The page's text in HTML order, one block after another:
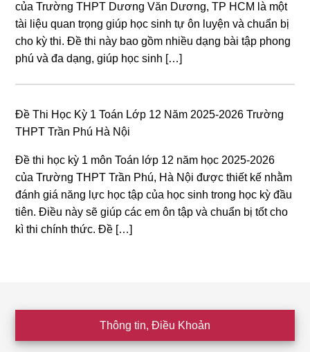
của Trường THPT Dương Văn Dương, TP HCM là một
tài liệu quan trọng giúp học sinh tự ôn luyện và chuẩn bị
cho kỳ thi. Đề thi này bao gồm nhiều dạng bài tập phong
phú và đa dạng, giúp học sinh […]
Đề Thi Học Kỳ 1 Toán Lớp 12 Năm 2025-2026 Trường
THPT Trần Phú Hà Nội
Đề thi học kỳ 1 môn Toán lớp 12 năm học 2025-2026
của Trường THPT Trần Phú, Hà Nội được thiết kế nhằm
đánh giá năng lực học tập của học sinh trong học kỳ đầu
tiên. Điều này sẽ giúp các em ôn tập và chuẩn bị tốt cho
kì thi chính thức. Đề […]
Thông tin, Điều Khoản